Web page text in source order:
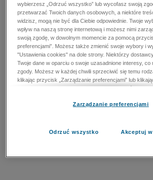
wybierzesz „Odrzuć wszystko” lub wycofasz swoją
przetwarzać Twoich danych osobowych, a niektóre
widzisz, mogą nie być dla Ciebie odpowiednie. Twoje
wpływ na naszą stronę internetową i możesz nimi
swoją zgodę, w dowolnym momencie za pomocą
preferencjami”. Możesz także zmienić swoje wybory i
"Ustawienia cookies" na dole strony. Niektórzy
Twoje dane w oparciu o swoje uzasadnione interesy, co
zgody. Możesz w każdej chwili sprzeciwić się temu
klikając przycisk „Zarządzanie preferencjami” lub
cookies" na dole strony. Nie możesz sprzeciwić się
zapobiegania oszustwom i naprawiania błędów, a w tym
przetwarzaniu danych osobowych w celu dostarczania i
Zarządzanie preferencjami
Odrzuć wszystko Akceptuj